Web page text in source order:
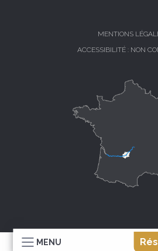
MENU
MENTIONS
ACCESSIBILITÉ : NON